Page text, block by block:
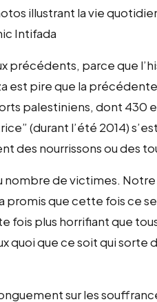
illustrant la vie
Intifada
précédents, parce que
est pire que la
palestiniens, dont 430
(durant l’été 2014)
des nourrissons ou des
nombre de victimes.
promis que cette fois ce
fois plus horrifiant que
quoi que ce soit qui sorte
sur les